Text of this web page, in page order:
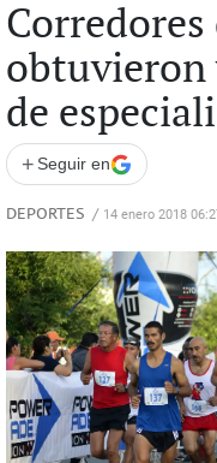
obtuvieron
de
+ Seguir en
DEPORTES / 14 enero 2018